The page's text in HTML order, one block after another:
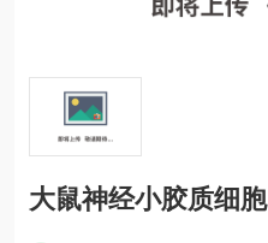
大鼠神经小胶质细胞